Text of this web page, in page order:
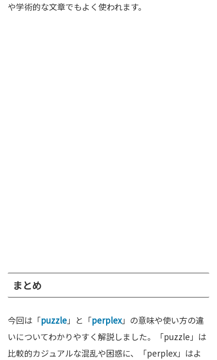
や学術的な文章でもよく使われます。
まとめ
今回は「puzzle」と「perplex」の意味や使い方の違
いについてわかりやすく解説しました。「puzzle」は
比較的カジュアルな混乱や困惑に、「perplex」はよ